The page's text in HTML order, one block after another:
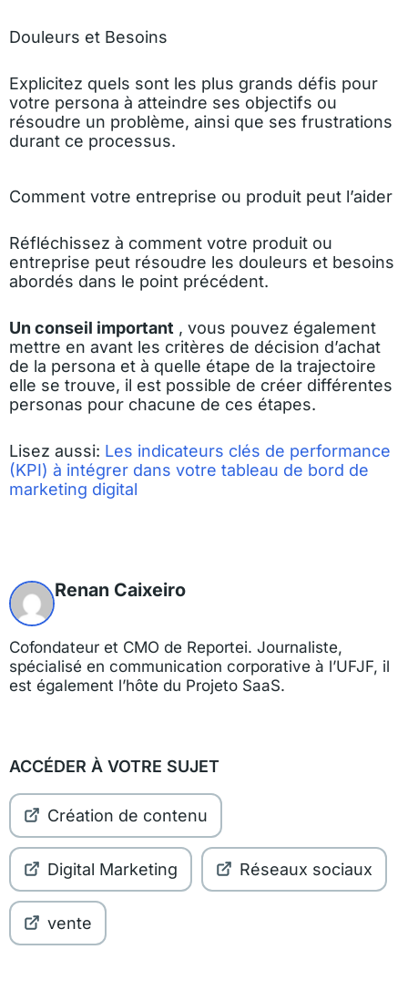
Douleurs et Besoins
Explicitez quels sont les plus grands défis pour
votre persona à atteindre ses objectifs ou
résoudre un problème, ainsi que ses frustrations
durant ce processus.
Comment votre entreprise ou produit peut l’aider
Réfléchissez à comment votre produit ou
entreprise peut résoudre les douleurs et besoins
abordés dans le point précédent.
Un conseil important , vous pouvez également
mettre en avant les critères de décision d’achat
de la persona et à quelle étape de la trajectoire
elle se trouve, il est possible de créer différentes
personas pour chacune de ces étapes.
Lisez aussi: Les indicateurs clés de performance
(KPI) à intégrer dans votre tableau de bord de
marketing digital
Renan Caixeiro
Cofondateur et CMO de Reportei. Journaliste,
spécialisé en communication corporative à l’UFJF, il
est également l’hôte du Projeto SaaS.
ACCÉDER À VOTRE SUJET
Création de contenu
Digital Marketing Réseaux sociaux
vente